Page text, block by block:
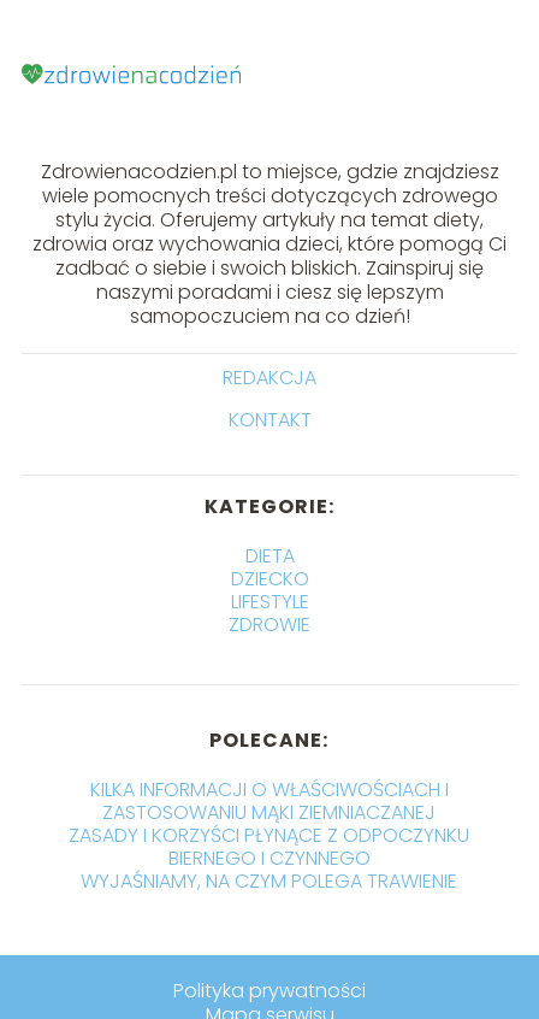
Zdrowienacodzien.pl to miejsce, gdzie znajdziesz
wiele pomocnych treści dotyczących zdrowego
stylu życia. Oferujemy artykuły na temat diety,
zdrowia oraz wychowania dzieci, które pomogą Ci
zadbać o siebie i swoich bliskich. Zainspiruj się
naszymi poradami i ciesz się lepszym
samopoczuciem na co dzień!
REDAKCJA
KONTAKT
KATEGORIE:
DIETA
DZIECKO
LIFESTYLE
ZDROWIE
POLECANE:
KILKA INFORMACJI O WŁAŚCIWOŚCIACH I
ZASTOSOWANIU MĄKI ZIEMNIACZANEJ
ZASADY I KORZYŚCI PŁYNĄCE Z ODPOCZYNKU
BIERNEGO I CZYNNEGO
WYJAŚNIAMY, NA CZYM POLEGA TRAWIENIE
Polityka prywatności